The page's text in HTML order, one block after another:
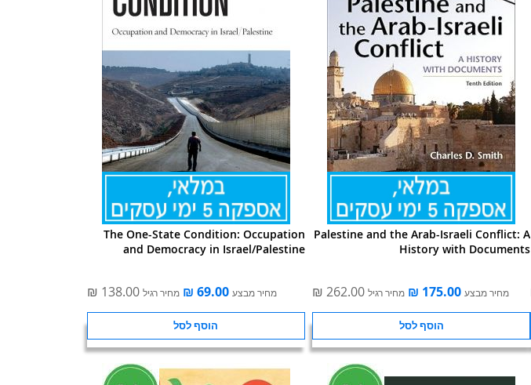
Palestine and the Arab-Israeli Conflict: A
History with Documents
מחיר מבצע ‏175.00 ‏₪ מחיר רגיל ‏262.00 ‏₪
הוסף לסל
The One-State Condition: Occupation
and Democracy in Israel/Palestine
מחיר מבצע ‏69.00 ‏₪ מחיר רגיל ‏138.00 ‏₪
הוסף לסל